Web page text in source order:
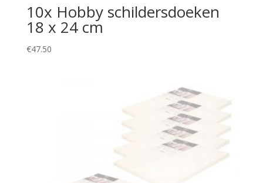
10x Hobby schildersdoeken
18 x 24 cm
€47.50